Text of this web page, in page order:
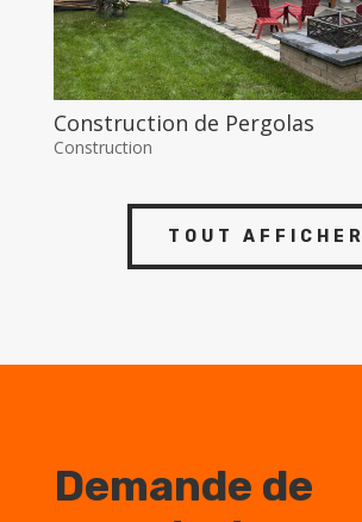
Construction de Pergolas
Construction
TOUT AFFICHER
Demande de